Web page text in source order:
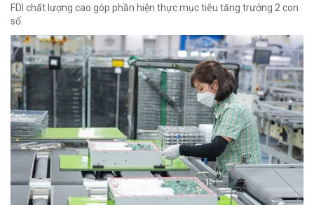
FDI chất lượng cao góp phần hiện thực mục tiêu tăng trưởng 2 con
số.